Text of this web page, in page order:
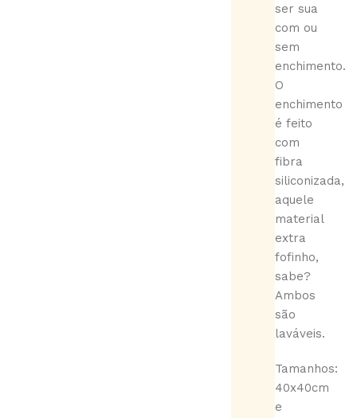
ser sua
com ou
sem
enchimento.
O
enchimento
é feito
com
fibra
siliconizada,
aquele
material
extra
fofinho,
sabe?
Ambos
são
laváveis.
Tamanhos:
40x40cm
e